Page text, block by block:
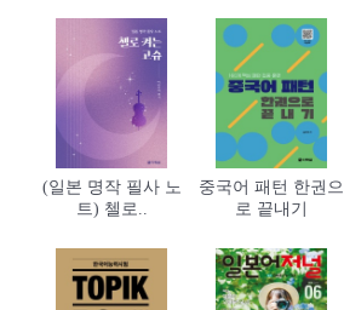
(일본 명작 필사 노
트) 첼로..
중국어 패턴 한권으
로 끝내기